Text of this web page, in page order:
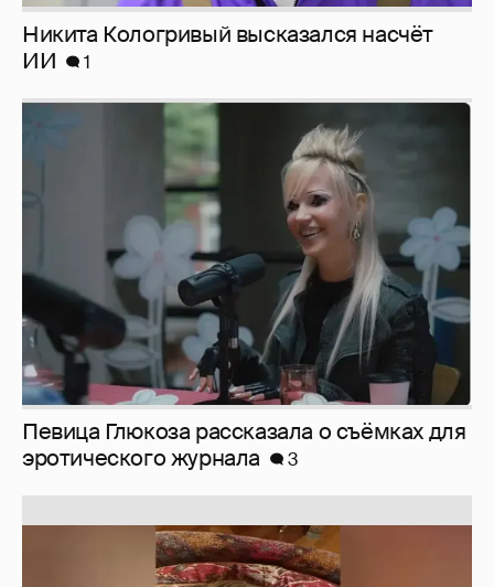
Никита Кологривый высказался насчёт
ИИ
1
Певица Глюкоза рассказала о съёмках для
эротического журнала
3